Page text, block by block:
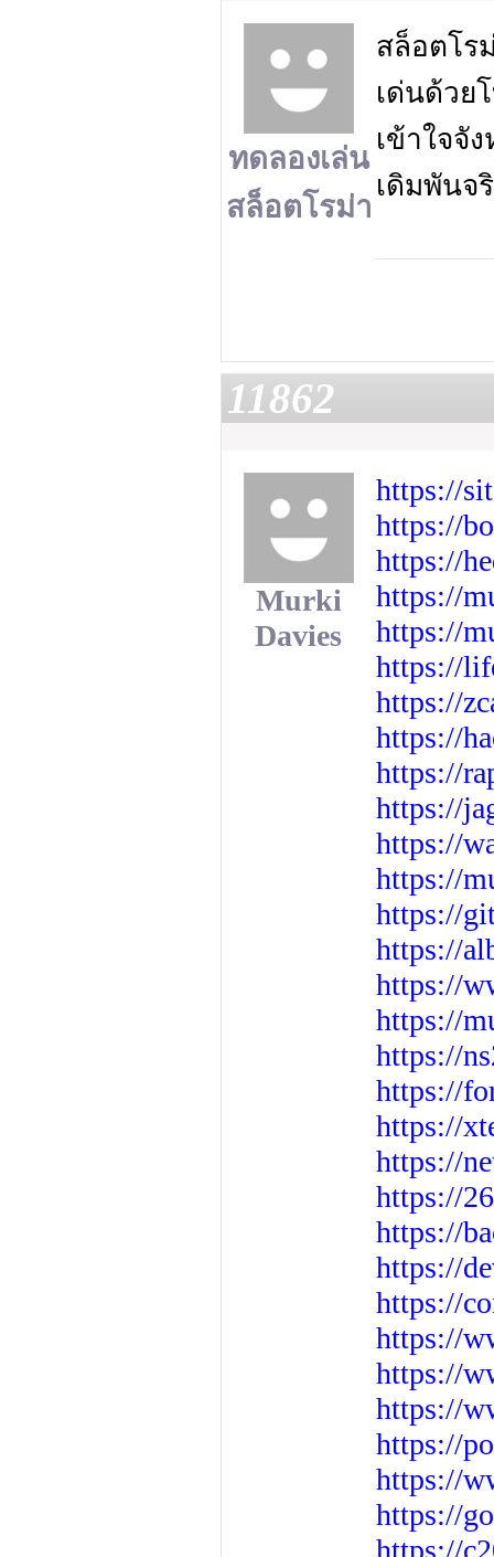
ทดลองเล่น
สล็อตโรม่า
สล็อตโร
เด่นด้วย
เข้าใจจั
เดิมพันจ
11862
Murki
Davies
https://
https://
https://
https://
https://
https://
https://
https://
https://
https://
https://
https://
https://
https://
https://
https://
https://
https://
https://
https://
https://
https://
https://
https://
https://
https://
https://
https://
https://
https://
https://